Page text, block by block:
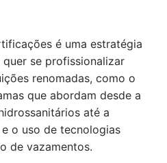
é uma estratégia
se profissionalizar
renomadas, como o
que abordam desde a
até a
o uso de tecnologias
de vazamentos.